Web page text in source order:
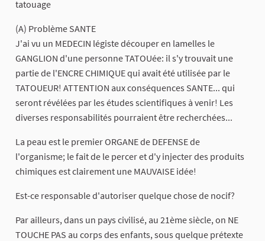
tatouage
(A) Problème SANTE
J'ai vu un MEDECIN légiste découper en lamelles le
GANGLION d'une personne TATOUée: il s'y trouvait une
partie de l'ENCRE CHIMIQUE qui avait été utilisée par le
TATOUEUR! ATTENTION aux conséquences SANTE... qui
seront révélées par les études scientifiques à venir! Les
diverses responsabilités pourraient être recherchées...
La peau est le premier ORGANE de DEFENSE de
l'organisme; le fait de le percer et d'y injecter des produits
chimiques est clairement une MAUVAISE idée!
Est-ce responsable d'autoriser quelque chose de nocif?
Par ailleurs, dans un pays civilisé, au 21ème siècle, on NE
TOUCHE PAS au corps des enfants, sous quelque prétexte